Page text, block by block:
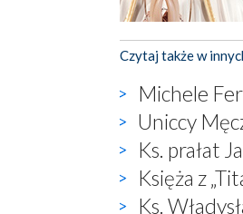
Czytaj także w
Michele
Uniccy
Ks. prałat
Księża z
Ks.